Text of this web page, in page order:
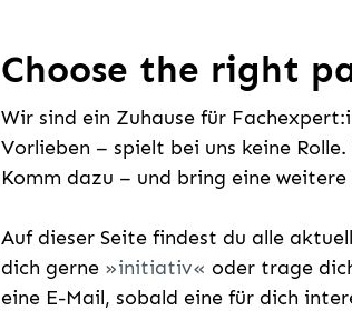
Choose the right
Wir sind ein Zuhause für
Vorlieben – spielt bei uns keine
Komm dazu – und bring eine
Auf dieser Seite findest du alle
dich gerne
initiativ oder trage
eine E-Mail, sobald eine für dich